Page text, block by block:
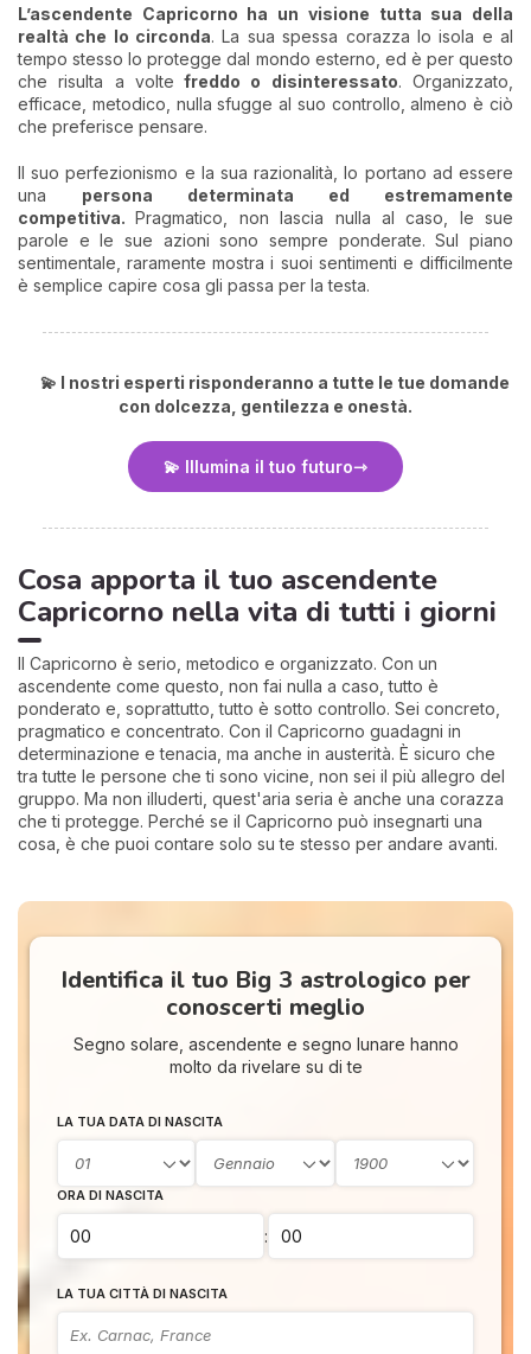
L’ascendente Capricorno ha un visione tutta sua della
realtà che lo circonda. La sua spessa corazza lo isola e al
tempo stesso lo protegge dal mondo esterno, ed è per questo
che risulta a volte freddo o disinteressato. Organizzato,
efficace, metodico, nulla sfugge al suo controllo, almeno è ciò
che preferisce pensare.
Il suo perfezionismo e la sua razionalità, lo portano ad essere
una persona determinata ed estremamente
competitiva.Pragmatico, non lascia nulla al caso, le sue
parole e le sue azioni sono sempre ponderate. Sul piano
sentimentale, raramente mostra i suoi sentimenti e difficilmente
è semplice capire cosa gli passa per la testa.
💫 I nostri esperti risponderanno a tutte le tue domande
con dolcezza, gentilezza e onestà.
💫 Illumina il tuo futuro
Cosa apporta il tuo ascendente
Capricorno nella vita di tutti i giorni
Il Capricorno è serio, metodico e organizzato. Con un
ascendente come questo, non fai nulla a caso, tutto è
ponderato e, soprattutto, tutto è sotto controllo. Sei concreto,
pragmatico e concentrato. Con il Capricorno guadagni in
determinazione e tenacia, ma anche in austerità. È sicuro che
tra tutte le persone che ti sono vicine, non sei il più allegro del
gruppo. Ma non illuderti, quest'aria seria è anche una corazza
che ti protegge. Perché se il Capricorno può insegnarti una
cosa, è che puoi contare solo su te stesso per andare avanti.
Identifica il tuo Big 3 astrologico per
conoscerti meglio
Segno solare, ascendente e segno lunare hanno
molto da rivelare su di te
LA TUA DATA DI NASCITA
ORA DI NASCITA
:
LA TUA CITTÀ DI NASCITA